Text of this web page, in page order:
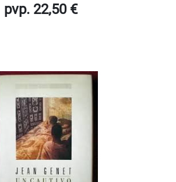
pvp. 22,50 €